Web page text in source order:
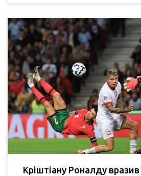
Кріштіану Роналду вразив